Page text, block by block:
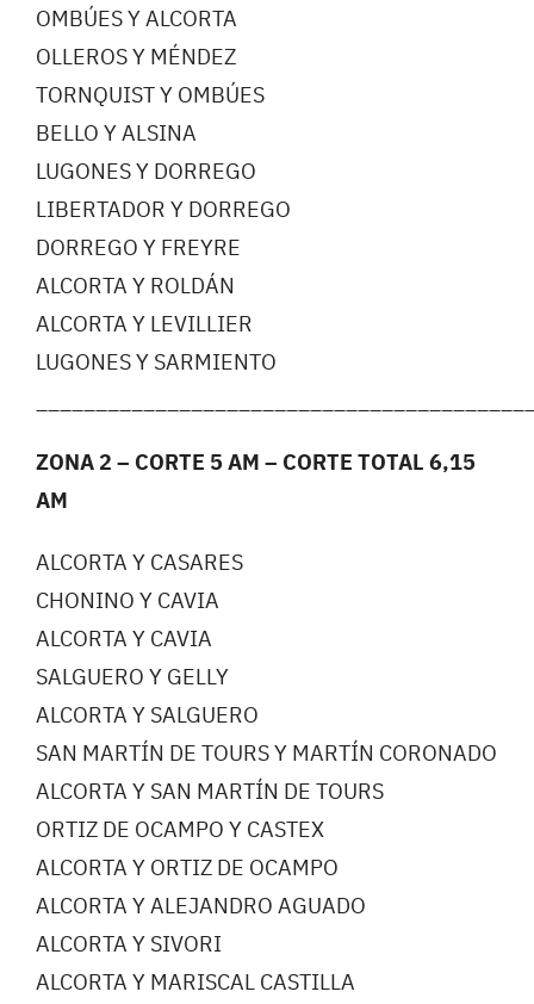
OMBÚES Y ALCORTA
OLLEROS Y MÉNDEZ
TORNQUIST Y OMBÚES
BELLO Y ALSINA
LUGONES Y DORREGO
LIBERTADOR Y DORREGO
DORREGO Y FREYRE
ALCORTA Y ROLDÁN
ALCORTA Y LEVILLIER
LUGONES Y SARMIENTO
ZONA 2 – CORTE 5 AM – CORTE TOTAL 6,15
AM
ALCORTA Y CASARES
CHONINO Y CAVIA
ALCORTA Y CAVIA
SALGUERO Y GELLY
ALCORTA Y SALGUERO
SAN MARTÍN DE TOURS Y MARTÍN CORONADO
ALCORTA Y SAN MARTÍN DE TOURS
ORTIZ DE OCAMPO Y CASTEX
ALCORTA Y ORTIZ DE OCAMPO
ALCORTA Y ALEJANDRO AGUADO
ALCORTA Y SIVORI
ALCORTA Y MARISCAL CASTILLA